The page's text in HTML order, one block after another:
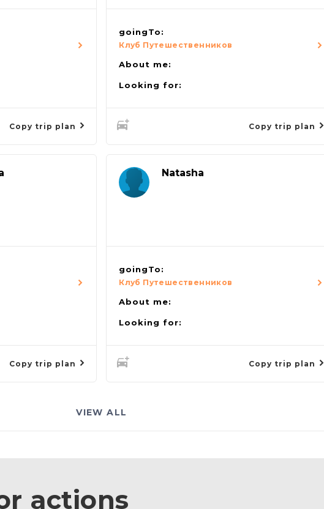
Copy trip plan
goingTo:
Клуб Путешественников
About me:
Looking for:
Copy trip plan
Copy trip plan
Natasha
goingTo:
Клуб Путешественников
About me:
Looking for:
Copy trip plan
VIEW ALL
actions